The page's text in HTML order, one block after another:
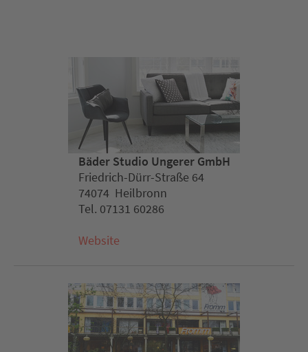
Bäder Studio Ungerer GmbH
Friedrich-Dürr-Straße 64
74074 Heilbronn
Tel. 07131 60286
Website